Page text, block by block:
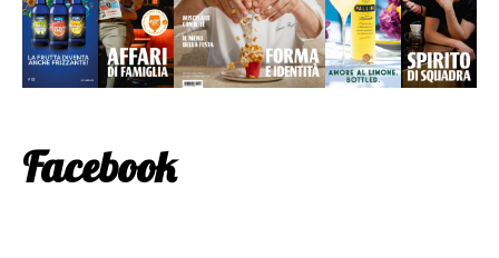
Facebook